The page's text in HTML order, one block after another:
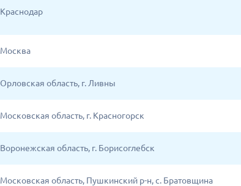
Краснодар
Москва
Орловская область, г. Ливны
Московская область, г. Красногорск
Воронежская область, г. Борисоглебск
Московская область, Пушкинский р-н, с. Братовщина